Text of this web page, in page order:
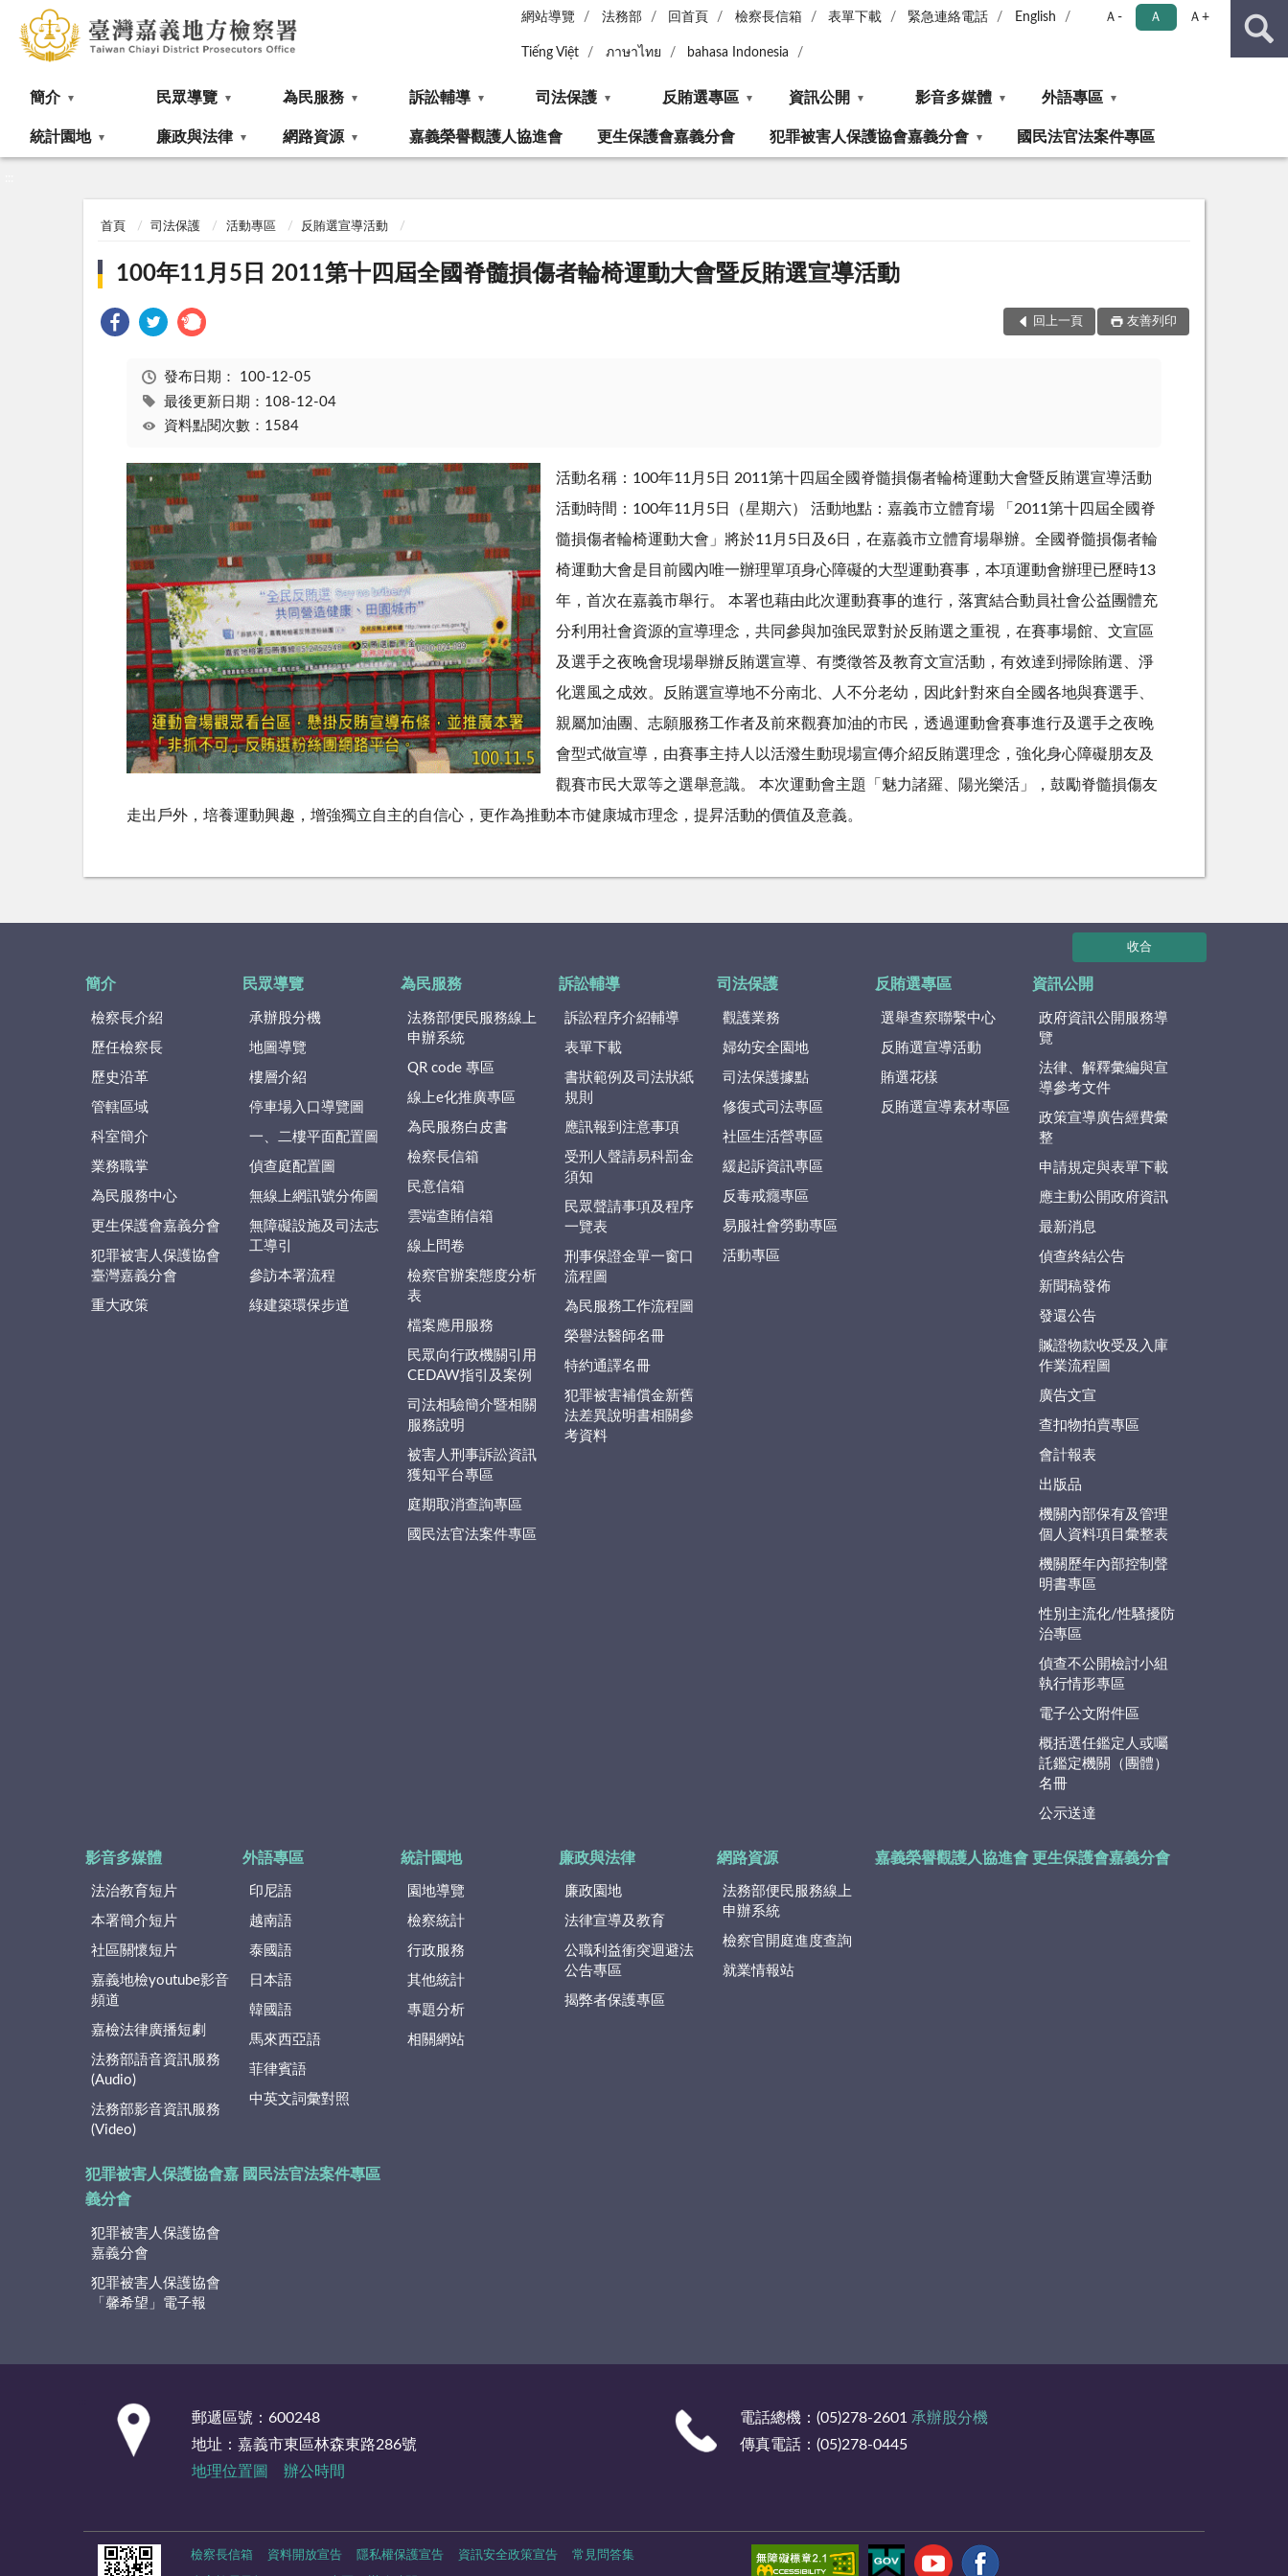
網站導覽 法務部 回首頁 檢察長信箱 表單下載 緊急連絡電話 English
Tiếng Việt ภาษาไทย bahasa Indonesia
Ａ- Ａ Ａ+
簡介 民眾導覽 為民服務 訴訟輔導 司法保護 反賄選專區 資訊公開 影音多媒體 外語專區
統計園地 廉政與法律 網路資源 嘉義榮譽觀護人協進會 更生保護會嘉義分會 犯罪被害人保護協會嘉義分會 國民法官法案件專區
首頁 司法保護 活動專區 反賄選宣導活動
100年11月5日 2011第十四屆全國脊髓損傷者輪椅運動大會暨反賄選宣導活動
回上一頁 友善列印
發布日期： 100-12-05
最後更新日期：108-12-04
資料點閱次數：1584
活動名稱：100年11月5日 2011第十四屆全國脊髓損傷者輪椅運動大會暨反賄選宣導活動
活動時間：100年11月5日（星期六） 活動地點：嘉義市立體育場 「2011第十四屆全國脊
髓損傷者輪椅運動大會」將於11月5日及6日，在嘉義市立體育場舉辦。全國脊髓損傷者輪
椅運動大會是目前國內唯一辦理單項身心障礙的大型運動賽事，本項運動會辦理已歷時13
年，首次在嘉義市舉行。 本署也藉由此次運動賽事的進行，落實結合動員社會公益團體充
分利用社會資源的宣導理念，共同參與加強民眾對於反賄選之重視，在賽事場館、文宣區
及選手之夜晚會現場舉辦反賄選宣導、有獎徵答及教育文宣活動，有效達到掃除賄選、淨
化選風之成效。反賄選宣導地不分南北、人不分老幼，因此針對來自全國各地與賽選手、
親屬加油團、志願服務工作者及前來觀賽加油的市民，透過運動會賽事進行及選手之夜晚
會型式做宣導，由賽事主持人以活潑生動現場宣傳介紹反賄選理念，強化身心障礙朋友及
觀賽市民大眾等之選舉意識。 本次運動會主題「魅力諸羅、陽光樂活」，鼓勵脊髓損傷友
走出戶外，培養運動興趣，增強獨立自主的自信心，更作為推動本市健康城市理念，提昇活動的價值及意義。
收合
簡介
檢察長介紹
歷任檢察長
歷史沿革
管轄區域
科室簡介
業務職掌
為民服務中心
更生保護會嘉義分會
犯罪被害人保護協會
臺灣嘉義分會
重大政策
民眾導覽
承辦股分機
地圖導覽
樓層介紹
停車場入口導覽圖
一、二樓平面配置圖
偵查庭配置圖
無線上網訊號分佈圖
無障礙設施及司法志
工導引
參訪本署流程
綠建築環保步道
為民服務
法務部便民服務線上
申辦系統
QR code 專區
線上e化推廣專區
為民服務白皮書
檢察長信箱
民意信箱
雲端查賄信箱
線上問卷
檢察官辦案態度分析
表
檔案應用服務
民眾向行政機關引用
CEDAW指引及案例
司法相驗簡介暨相關
服務說明
被害人刑事訴訟資訊
獲知平台專區
庭期取消查詢專區
國民法官法案件專區
訴訟輔導
訴訟程序介紹輔導
表單下載
書狀範例及司法狀紙
規則
應訊報到注意事項
受刑人聲請易科罰金
須知
民眾聲請事項及程序
一覽表
刑事保證金單一窗口
流程圖
為民服務工作流程圖
榮譽法醫師名冊
特約通譯名冊
犯罪被害補償金新舊
法差異說明書相關參
考資料
司法保護
觀護業務
婦幼安全園地
司法保護據點
修復式司法專區
社區生活營專區
緩起訴資訊專區
反毒戒癮專區
易服社會勞動專區
活動專區
反賄選專區
選舉查察聯繫中心
反賄選宣導活動
賄選花樣
反賄選宣導素材專區
資訊公開
政府資訊公開服務導
覽
法律、解釋彙編與宣
導參考文件
政策宣導廣告經費彙
整
申請規定與表單下載
應主動公開政府資訊
最新消息
偵查終結公告
新聞稿發佈
發還公告
贓證物款收受及入庫
作業流程圖
廣告文宣
查扣物拍賣專區
會計報表
出版品
機關內部保有及管理
個人資料項目彙整表
機關歷年內部控制聲
明書專區
性別主流化/性騷擾防
治專區
偵查不公開檢討小組
執行情形專區
電子公文附件區
概括選任鑑定人或囑
託鑑定機關（團體）
名冊
公示送達
影音多媒體
法治教育短片
本署簡介短片
社區關懷短片
嘉義地檢youtube影音
頻道
嘉檢法律廣播短劇
法務部語音資訊服務
(Audio)
法務部影音資訊服務
(Video)
外語專區
印尼語
越南語
泰國語
日本語
韓國語
馬來西亞語
菲律賓語
中英文詞彙對照
統計園地
園地導覽
檢察統計
行政服務
其他統計
專題分析
相關網站
廉政與法律
廉政園地
法律宣導及教育
公職利益衝突迴避法
公告專區
揭弊者保護專區
網路資源
法務部便民服務線上
申辦系統
檢察官開庭進度查詢
就業情報站
嘉義榮譽觀護人協進會 更生保護會嘉義分會
犯罪被害人保護協會嘉
義分會
犯罪被害人保護協會
嘉義分會
犯罪被害人保護協會
「馨希望」電子報
國民法官法案件專區
郵遞區號：600248
地址：嘉義市東區林森東路286號
地理位置圖
辦公時間
電話總機：(05)278-2601 承辦股分機
傳真電話：(05)278-0445
檢察長信箱 資料開放宣告 隱私權保護宣告 資訊安全政策宣告 常見問答集